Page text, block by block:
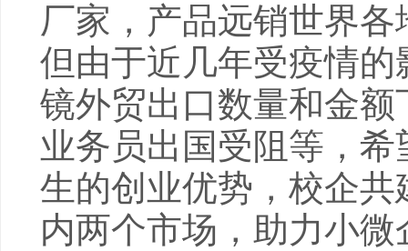
厂家，产品远销世界
但由于近几年受疫情
镜外贸出口数量和金
业务员出国受阻等，
生的创业优势，校企
内两个市场，助力小